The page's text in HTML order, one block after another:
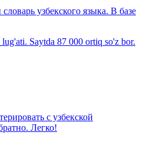
узбекского языка. В базе
Saytda 87 000 ortiq so'z bor.
с узбекской
Легко!